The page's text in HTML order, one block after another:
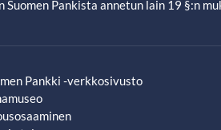
Pankista annetun lain 19 §:n
uudessa välilehdessä
Pankki -verkkosivusto
välilehdessä
välilehdessä